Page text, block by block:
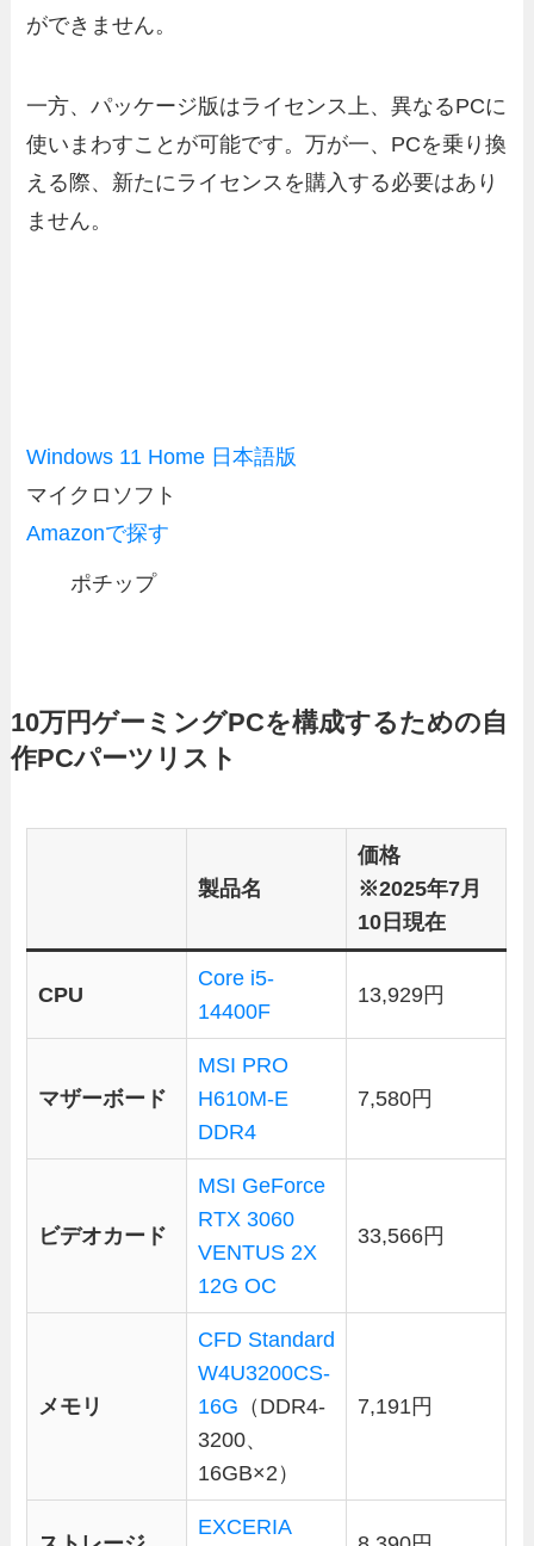
ができません。
一方、パッケージ版はライセンス上、異なるPCに
使いまわすことが可能です。万が一、PCを乗り換
える際、新たにライセンスを購入する必要はあり
ません。
Windows 11 Home 日本語版
マイクロソフト
Amazonで探す
ポチップ
10万円ゲーミングPCを構成するための自
作PCパーツリスト
製品名
価格
※2025年7月
10日現在
CPU
Core i5-
14400F
13,929円
マザーボード
MSI PRO
H610M-E
DDR4
7,580円
ビデオカード
MSI GeForce
RTX 3060
VENTUS 2X
12G OC
33,566円
メモリ
CFD Standard
W4U3200CS-
16G （DDR4-
3200、
16GB×2）
7,191円
EXCERIA